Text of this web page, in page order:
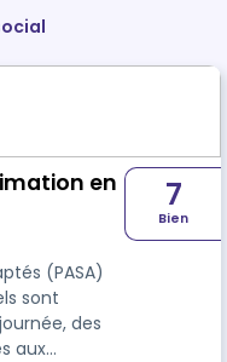
en
(PASA)
sont
des
aux
7
Bien